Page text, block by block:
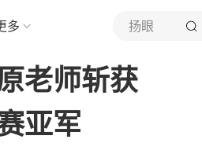
多 扬眼
老师斩获
亚军